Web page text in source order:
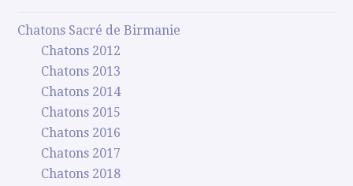
Chatons Sacré de Birmanie
Chatons 2012
Chatons 2013
Chatons 2014
Chatons 2015
Chatons 2016
Chatons 2017
Chatons 2018